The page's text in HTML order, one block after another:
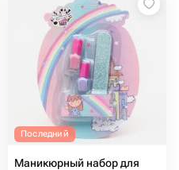
Последний
Маникюрный набор для